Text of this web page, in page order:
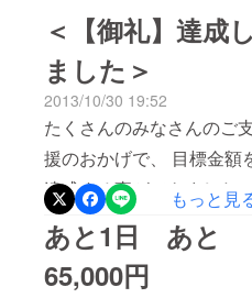
＜【御礼】達成し
ました＞
2013/10/30 19:52
たくさんのみなさんのご
援のおかげで、 目標金額
達成する事ができました。
本当にありがとうございま
す。 みなさんのお気持ちを
無駄にすることなく、 最高
もっと見
あと1日 あと
65,000円